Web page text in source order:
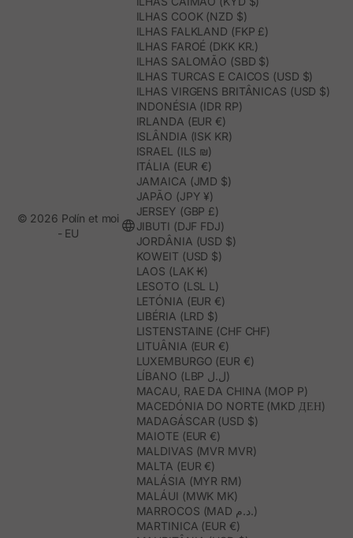
ILHAS COOK (NZD $)
ILHAS FALKLAND (FKP £)
ILHAS FAROÉ (DKK KR.)
ILHAS SALOMÃO (SBD $)
ILHAS TURCAS E CAICOS (USD $)
ILHAS VIRGENS BRITÂNICAS (USD $)
INDONÉSIA (IDR RP)
IRLANDA (EUR €)
ISLÂNDIA (ISK KR)
ISRAEL (ILS ₪)
ITÁLIA (EUR €)
JAMAICA (JMD $)
JAPÃO (JPY ¥)
JERSEY (GBP £)
JIBUTI (DJF FDJ)
JORDÂNIA (USD $)
KOWEIT (USD $)
LAOS (LAK ₭)
LESOTO (LSL L)
LETÓNIA (EUR €)
LIBÉRIA (LRD $)
LISTENSTAINE (CHF CHF)
LITUÂNIA (EUR €)
LUXEMBURGO (EUR €)
LÍBANO (LBP ل.ل)
MACAU, RAE DA CHINA (MOP P)
MACEDÓNIA DO NORTE (MKD ДЕН)
MADAGÁSCAR (USD $)
MAIOTE (EUR €)
MALDIVAS (MVR MVR)
MALTA (EUR €)
MALÁSIA (MYR RM)
MALÁUI (MWK MK)
MARROCOS (MAD د.م.)
MARTINICA (EUR €)
© 2026 Polín et moi
- EU